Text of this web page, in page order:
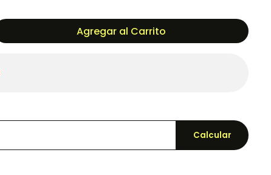
Agregar al Carrito
Calcular